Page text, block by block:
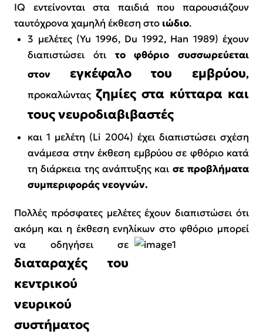
IQ εντείνονται στα παιδιά που παρουσιάζουν
ταυτόχρονα χαμηλή έκθεση στο ιώδιο.
3 μελέτες (Yu 1996, Du 1992, Han 1989) έχουν
διαπιστώσει ότι το φθόριο συσσωρεύεται
στον εγκέφαλο τουεμβρύου,
προκαλώνταςζημίες στα κύτταρα και
τους νευροδιαβιβαστές
και 1 μελέτη (Li 2004) έχει διαπιστώσει σχέση
ανάμεσα στην έκθεση εμβρύου σε φθόριο κατά
τη διάρκεια της ανάπτυξης και σε προβλήματα
συμπεριφοράς νεογνών.
Πολλές πρόσφατες μελέτες έχουν διαπιστώσει ότι
ακόμη και η έκθεση ενηλίκων στο φθόριο μπορεί
να οδηγήσει σε
διαταραχές του
κεντρικού
νευρικού
συστήματος